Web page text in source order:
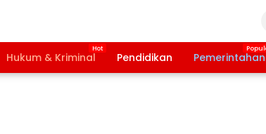
Hukum & Kriminal Pendidikan Pemerintahan